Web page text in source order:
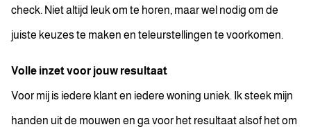
check. Niet altijd leuk om te horen, maar wel nodig om de
juiste keuzes te maken en teleurstellingen te voorkomen.
Volle inzet voor jouw resultaat
Voor mij is iedere klant en iedere woning uniek. Ik steek mijn
handen uit de mouwen en ga voor het resultaat alsof het om